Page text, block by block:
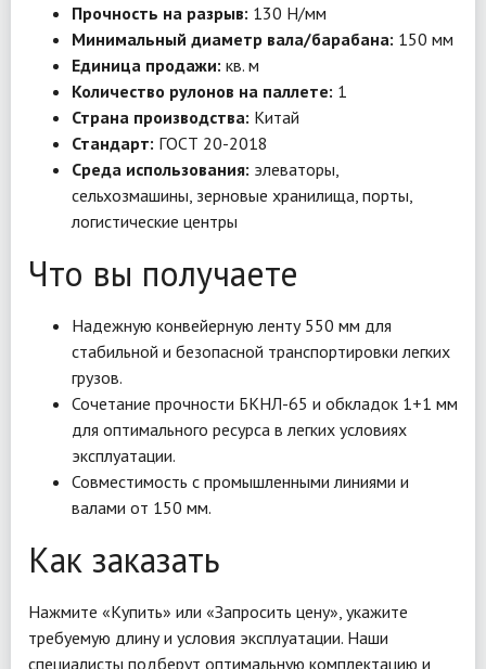
Прочность на разрыв: 130 Н/мм
Минимальный диаметр вала/барабана: 150 мм
Единица продажи: кв. м
Количество рулонов на паллете: 1
Страна производства: Китай
Стандарт: ГОСТ 20-2018
Среда использования: элеваторы,
сельхозмашины, зерновые хранилища, порты,
логистические центры
Что вы получаете
Надежную конвейерную ленту 550 мм для
стабильной и безопасной транспортировки легких
грузов.
Сочетание прочности БКНЛ-65 и обкладок 1+1 мм
для оптимального ресурса в легких условиях
эксплуатации.
Совместимость с промышленными линиями и
валами от 150 мм.
Как заказать
Нажмите «Купить» или «Запросить цену», укажите
требуемую длину и условия эксплуатации. Наши
специалисты подберут оптимальную комплектацию и